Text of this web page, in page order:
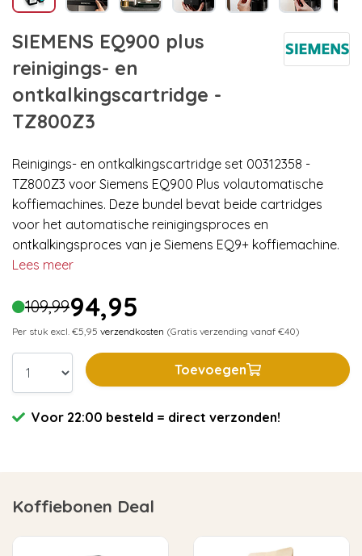
SIEMENS EQ900 plus
reinigings- en
ontkalkingscartridge -
TZ800Z3
Reinigings- en ontkalkingscartridge set 00312358 -
TZ800Z3 voor Siemens EQ900 Plus volautomatische
koffiemachines. Deze bundel bevat beide cartridges
voor het automatische reinigingsproces en
ontkalkingsproces van je Siemens EQ9+ koffiemachine.
Lees meer
109,9994,95
Per stuk excl. €5,95 verzendkosten (Gratis verzending vanaf €40)
Toevoegen
Voor 22:00 besteld = direct verzonden!
Koffiebonen Deal